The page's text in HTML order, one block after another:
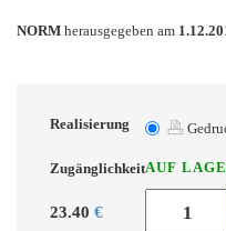
NORM herausgegeben am
Realisierung
ZugänglichkeitAUF
23.40 €